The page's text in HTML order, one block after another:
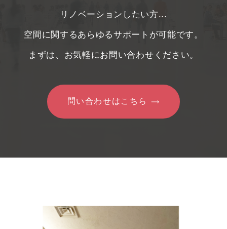
リノベーションしたい方...
空間に関するあらゆるサポートが可能です。
まずは、お気軽にお問い合わせください。
問い合わせはこちら